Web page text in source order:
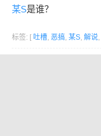
某S是谁？
标签: [ 吐槽, 恶搞, 某S, 解说,